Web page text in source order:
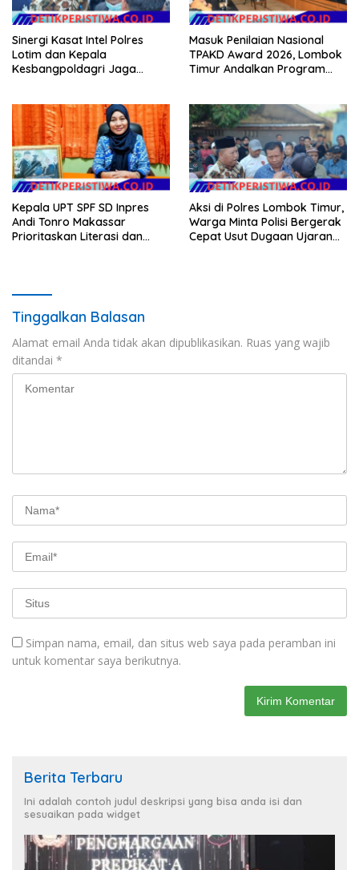
Sinergi Kasat Intel Polres
Lotim dan Kepala
Kesbangpoldagri Jaga
Masuk Penilaian Nasional
TPAKD Award 2026, Lombok
Timur Andalkan Program
Warga
Kepala UPT SPF SD Inpres
Andi Tonro Makassar
Prioritaskan Literasi dan
Aksi di Polres Lombok Timur,
Warga Minta Polisi Bergerak
Cepat Usut Dugaan Ujaran
Tinggalkan Balasan
Alamat email Anda tidak akan dipublikasikan. Ruas yang wajib
ditandai *
Simpan nama, email, dan situs web saya pada peramban ini
untuk komentar saya berikutnya.
Berita Terbaru
Ini adalah contoh judul deskripsi yang bisa anda isi dan
sesuaikan pada widget